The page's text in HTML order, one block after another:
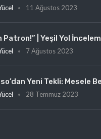
11 Ağustos 2023
Patron!” | Yeşil Yol
7 Ağustos 2023
Yeni Tekli: Mesele
28 Temmuz 2023